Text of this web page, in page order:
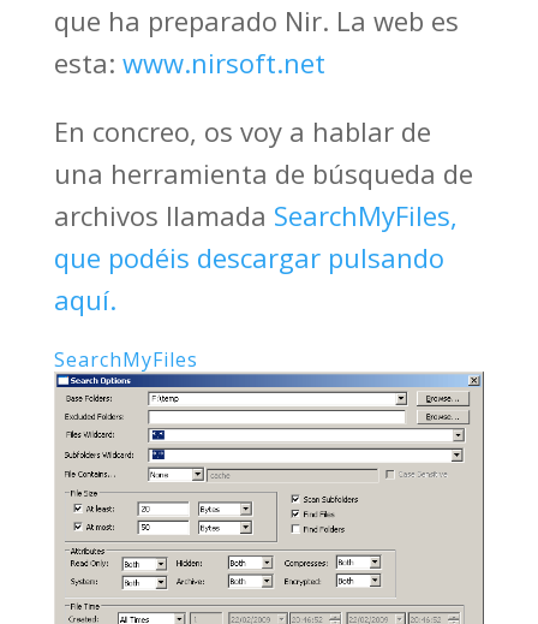
que ha preparado Nir. La web es
esta: www.nirsoft.net
En concreo, os voy a hablar de
una herramienta de búsqueda de
archivos llamada SearchMyFiles,
que podéis descargar pulsando
aquí.
SearchMyFiles